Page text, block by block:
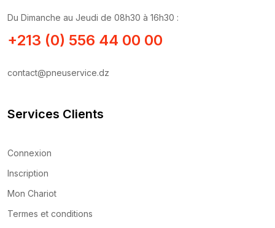
Du Dimanche au Jeudi de 08h30 à 16h30 :
+213 (0) 556 44 00 00
contact@pneuservice.dz
Services Clients
Connexion
Inscription
Mon Chariot
Termes et conditions